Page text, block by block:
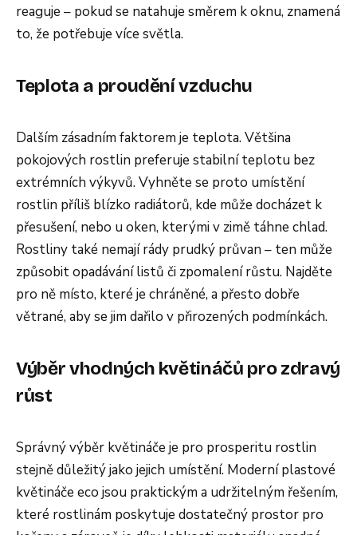
reaguje – pokud se natahuje směrem k oknu, znamená
to, že potřebuje více světla.
Teplota a proudění vzduchu
Dalším zásadním faktorem je teplota. Většina
pokojových rostlin preferuje stabilní teplotu bez
extrémních výkyvů. Vyhněte se proto umístění
rostlin příliš blízko radiátorů, kde může docházet k
přesušení, nebo u oken, kterými v zimě táhne chlad.
Rostliny také nemají rády prudký průvan – ten může
způsobit opadávání listů či zpomalení růstu. Najděte
pro ně místo, které je chráněné, a přesto dobře
větrané, aby se jim dařilo v přirozených podmínkách.
Výběr vhodných květináčů pro zdravý
růst
Správný výběr květináče je pro prosperitu rostlin
stejně důležitý jako jejich umístění. Moderní plastové
květináče eco jsou praktickým a udržitelným řešením,
které rostlinám poskytuje dostatečný prostor pro